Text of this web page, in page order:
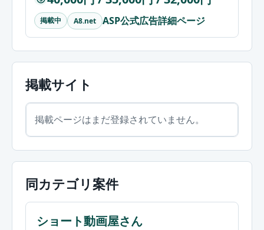
掲載中 A8.net ASP公式広告詳細ページ
掲載サイト
掲載ページはまだ登録されていません。
同カテゴリ案件
ショート動画屋さん